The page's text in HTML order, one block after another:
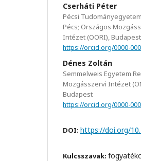
Cserháti Péter
Pécsi
Pécs; Országos
Intézet (OORI), Budapest
https://orcid.org/0000-
Dénes Zoltán
Semmelweis Egyetem
Mozgásszervi Intézet
Budapest
https://orcid.org/0000-
DOI: https://doi.org/
Kulcsszavak: